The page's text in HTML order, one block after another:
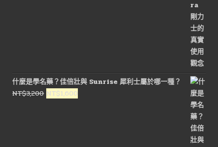
什麼是學名藥？佳倍壯與 Sunrise 犀利士屬於哪一種？
NT$3,200 原
NT$1,600